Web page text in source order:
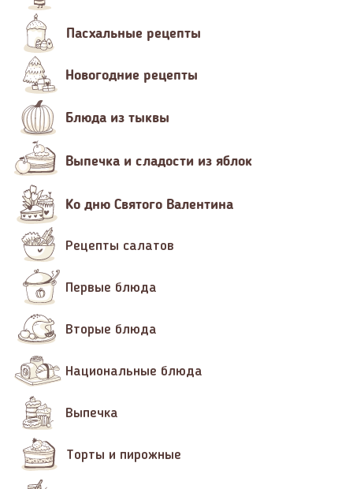
Пасхальные рецепты
Новогодние рецепты
Блюда из тыквы
Выпечка и сладости из яблок
Ко дню Святого Валентина
Рецепты салатов
Первые блюда
Вторые блюда
Национальные блюда
Выпечка
Торты и пирожные